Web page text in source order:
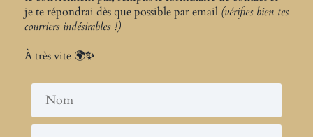
je te répondrai dès que possible par email (vérifies bien tes
courriers indésirables !)
À très vite 🌍✨